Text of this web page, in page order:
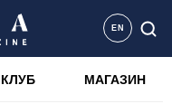
EN
КЛУБ МАГАЗИН